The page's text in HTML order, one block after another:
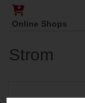
Online Shops
Strom